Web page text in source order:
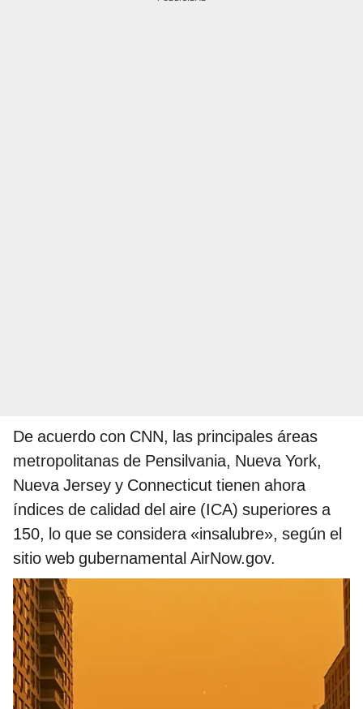
De acuerdo con CNN, las principales áreas
metropolitanas de Pensilvania, Nueva York,
Nueva Jersey y Connecticut tienen ahora
índices de calidad del aire (ICA) superiores a
150, lo que se considera «insalubre», según el
sitio web gubernamental AirNow.gov.